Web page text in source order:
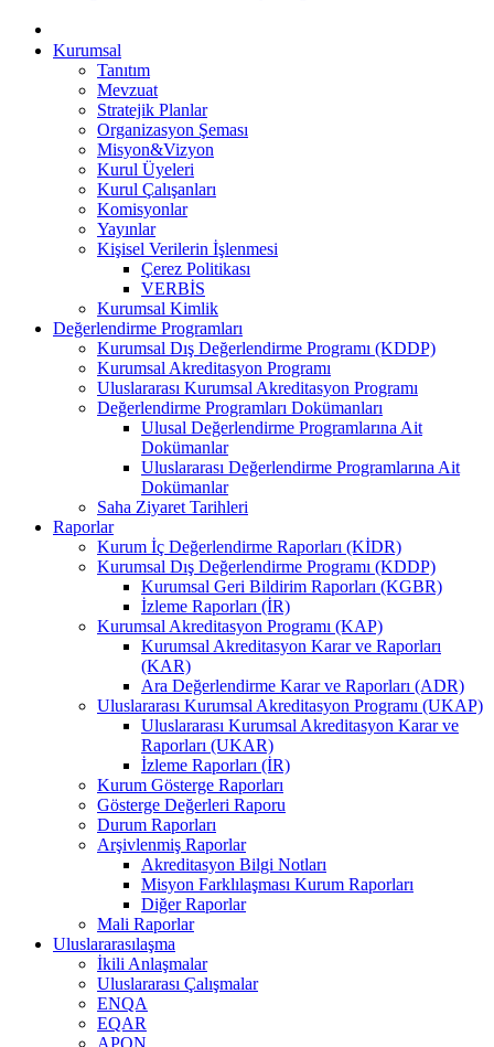
Kurumsal
Tanıtım
Mevzuat
Stratejik Planlar
Organizasyon Şeması
Misyon&Vizyon
Kurul Üyeleri
Kurul Çalışanları
Komisyonlar
Yayınlar
Kişisel Verilerin İşlenmesi
Çerez Politikası
VERBİS
Kurumsal Kimlik
Değerlendirme Programları
Kurumsal Dış Değerlendirme Programı (KDDP)
Kurumsal Akreditasyon Programı
Uluslararası Kurumsal Akreditasyon Programı
Değerlendirme Programları Dokümanları
Ulusal Değerlendirme Programlarına Ait
Dokümanlar
Uluslararası Değerlendirme Programlarına Ait
Dokümanlar
Saha Ziyaret Tarihleri
Raporlar
Kurum İç Değerlendirme Raporları (KİDR)
Kurumsal Dış Değerlendirme Programı (KDDP)
Kurumsal Geri Bildirim Raporları (KGBR)
İzleme Raporları (İR)
Kurumsal Akreditasyon Programı (KAP)
Kurumsal Akreditasyon Karar ve Raporları
(KAR)
Ara Değerlendirme Karar ve Raporları (ADR)
Uluslararası Kurumsal Akreditasyon Programı (UKAP)
Uluslararası Kurumsal Akreditasyon Karar ve
Raporları (UKAR)
İzleme Raporları (İR)
Kurum Gösterge Raporları
Gösterge Değerleri Raporu
Durum Raporları
Arşivlenmiş Raporlar
Akreditasyon Bilgi Notları
Misyon Farklılaşması Kurum Raporları
Diğer Raporlar
Mali Raporlar
Uluslararasılaşma
İkili Anlaşmalar
Uluslararası Çalışmalar
ENQA
EQAR
APQN